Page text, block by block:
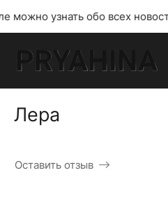
всех новостях и акциях!
Лера
Оставить отзыв